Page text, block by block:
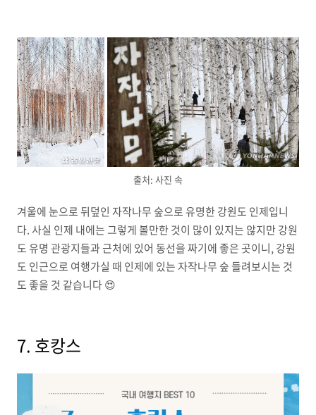
출처: 사진 속
겨울에 눈으로 뒤덮인 자작나무 숲으로 유명한 강원도 인제입니
다. 사실 인제 내에는 그렇게 볼만한 것이 많이 있지는 않지만 강원
도 유명 관광지들과 근처에 있어 동선을 짜기에 좋은 곳이니, 강원
도 인근으로 여행가실 때 인제에 있는 자작나무 숲 들려보시는 것
도 좋을 것 같습니다 😍
7. 호캉스